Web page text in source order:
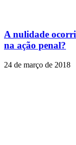
A nulidade
na ação penal?
24 de março de 2018